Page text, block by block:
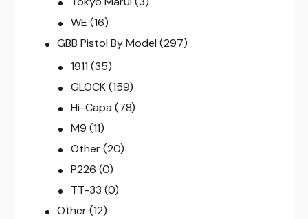
WE (16)
GBB Pistol By Model (297)
1911 (35)
GLOCK (159)
Hi-Capa (78)
M9 (11)
Other (20)
P226 (0)
TT-33 (0)
Other (12)